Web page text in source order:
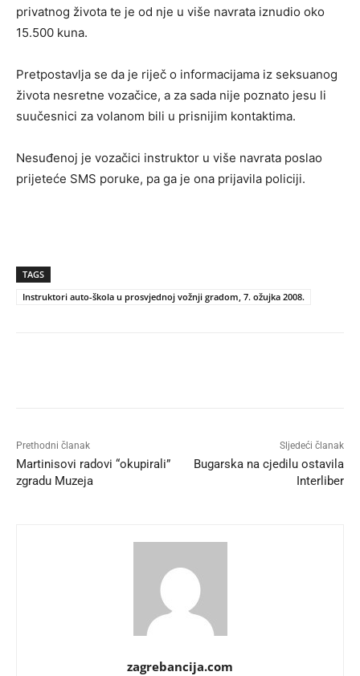
privatnog života te je od nje u više navrata iznudio oko
15.500 kuna.
Pretpostavlja se da je riječ o informacijama iz seksuanog
života nesretne vozačice, a za sada nije poznato jesu li
suučesnici za volanom bili u prisnijim kontaktima.
Nesuđenoj je vozačici instruktor u više navrata poslao
prijeteće SMS poruke, pa ga je ona prijavila policiji.
TAGS
Instruktori auto-škola u prosvjednoj vožnji gradom, 7. ožujka 2008.
Prethodni članak
Martinisovi radovi “okupirali”
zgradu Muzeja
Sljedeći članak
Bugarska na cjedilu ostavila
Interliber
zagrebancija.com